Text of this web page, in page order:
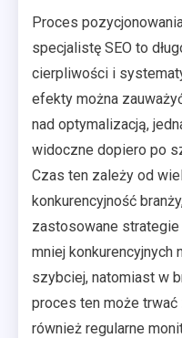
Proces
specjalistę SEO to
cierpliwości i
efekty można
nad optymalizacją,
widoczne dopiero po
Czas ten zależy od
konkurencyjność
zastosowane strategie
mniej
szybciej, natomiast w
proces ten może trwać
również regularne